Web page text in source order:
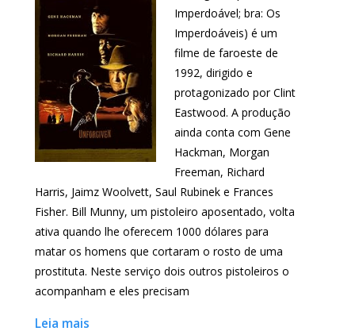
Imperdoável; bra: Os
Imperdoáveis) é um
filme de faroeste de
1992, dirigido e
protagonizado por Clint
Eastwood. A produção
ainda conta com Gene
Hackman, Morgan
Freeman, Richard
Harris, Jaimz Woolvett, Saul Rubinek e Frances
Fisher. Bill Munny, um pistoleiro aposentado, volta
ativa quando lhe oferecem 1000 dólares para
matar os homens que cortaram o rosto de uma
prostituta. Neste serviço dois outros pistoleiros o
acompanham e eles precisam
Leia mais